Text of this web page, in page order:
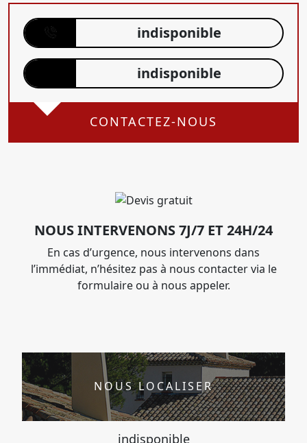
indisponible
indisponible
CONTACTEZ-NOUS
NOUS INTERVENONS 7J/7 ET 24H/24
En cas d’urgence, nous intervenons dans
l’immédiat, n’hésitez pas à nous contacter via le
formulaire ou à nous appeler.
NOUS LOCALISER
indisponible